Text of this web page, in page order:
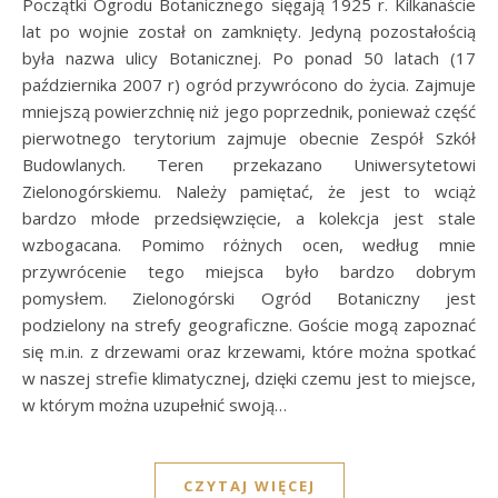
Początki Ogrodu Botanicznego sięgają 1925 r. Kilkanaście
lat po wojnie został on zamknięty. Jedyną pozostałością
była nazwa ulicy Botanicznej. Po ponad 50 latach (17
października 2007 r) ogród przywrócono do życia. Zajmuje
mniejszą powierzchnię niż jego poprzednik, ponieważ część
pierwotnego terytorium zajmuje obecnie Zespół Szkół
Budowlanych. Teren przekazano Uniwersytetowi
Zielonogórskiemu. Należy pamiętać, że jest to wciąż
bardzo młode przedsięwzięcie, a kolekcja jest stale
wzbogacana. Pomimo różnych ocen, według mnie
przywrócenie tego miejsca było bardzo dobrym
pomysłem. Zielonogórski Ogród Botaniczny jest
podzielony na strefy geograficzne. Goście mogą zapoznać
się m.in. z drzewami oraz krzewami, które można spotkać
w naszej strefie klimatycznej, dzięki czemu jest to miejsce,
w którym można uzupełnić swoją…
CZYTAJ WIĘCEJ